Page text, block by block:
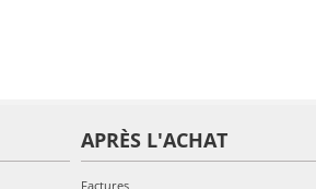
APRÈS L'ACHAT
Factures